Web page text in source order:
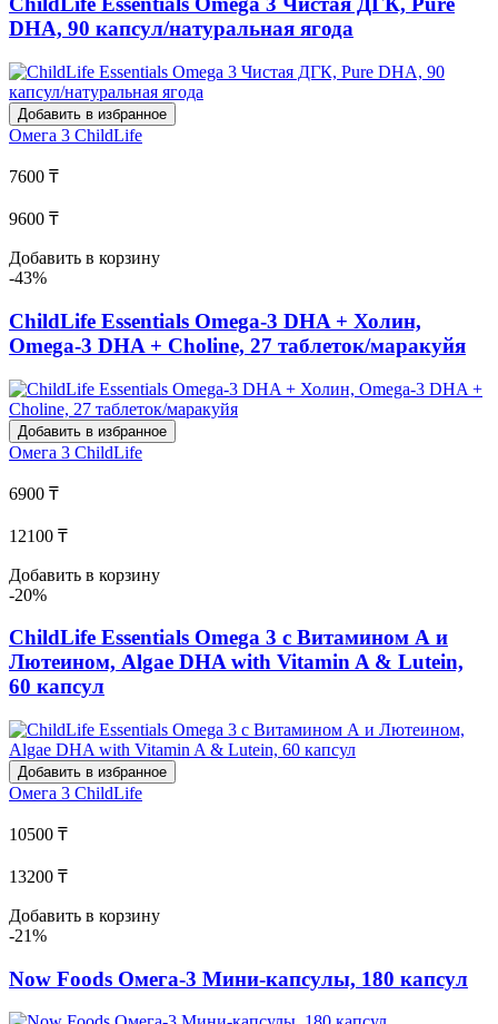
DHA, 90 капсул/натуральная ягода
Добавить в избранное
Омега 3 ChildLife
7600 ₸
9600 ₸
Добавить в корзину
-43%
ChildLife Essentials Omega-3 DHA + Холин,
Omega-3 DHA + Choline, 27 таблеток/маракуйя
Добавить в избранное
Омега 3 ChildLife
6900 ₸
12100 ₸
Добавить в корзину
-20%
ChildLife Essentials Omega 3 с Витамином А и
Лютеином, Algae DHA with Vitamin A & Lutein,
60 капсул
Добавить в избранное
Омега 3 ChildLife
10500 ₸
13200 ₸
Добавить в корзину
-21%
Now Foods Омега-3 Мини-капсулы, 180 капсул